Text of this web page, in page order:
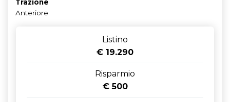
Trazione
Anteriore
Listino
€ 19.290
Risparmio
€ 500